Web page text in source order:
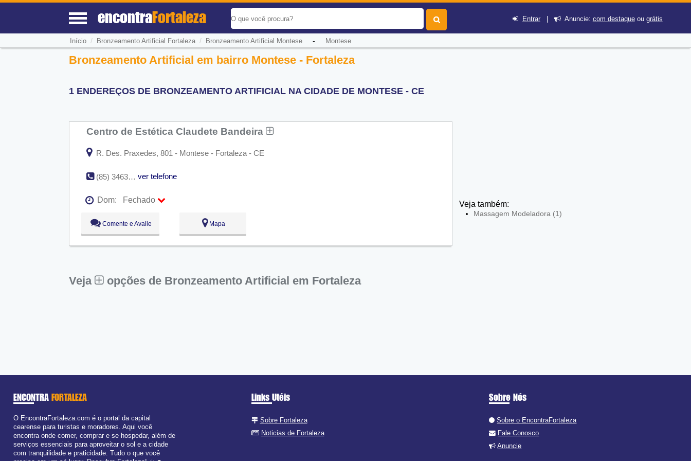
encontraFortaleza Entrar| Anuncie: com destaqueou grátis
Início / Bronzeamento Artificial Fortaleza/ Bronzeamento Artificial Montese- Montese
Bronzeamento Artificial em bairro Montese - Fortaleza
1 ENDEREÇOS DE BRONZEAMENTO ARTIFICIAL NA CIDADE DE MONTESE - CE
Centro de Estética Claudete Bandeira
R. Des. Praxedes, 801 - Montese - Fortaleza - CE
(85) 3463-9618 ver telefone
Dom:
Fechado
Seg:
Ter:
09:00 - 18:00
Qua:
09:00 - 18:00
Qui:
09:00 - 18:00
Comente e Avalie Mapa
Veja opções de Bronzeamento Artificial em Fortaleza
Veja também:
Massagem Modeladora (1)
ENCONTRA FORTALEZA
O EncontraFortaleza.com é o portal da capital
cearense para turistas e moradores. Aqui você
encontra onde comer, comprar e se hospedar, além de
serviços essenciais para aproveitar o sol e a cidade
com tranquilidade e praticidade. Tudo o que você
Links Utéis
Sobre Fortaleza
Noticias de Fortaleza
Sobre Nós
Sobre o EncontraFortaleza
Fale Conosco
Anuncie